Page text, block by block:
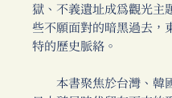
獄、不義遺址成為觀光主
些不願面對的暗黑過去，
特的歷史脈絡。
本書聚焦於台灣、韓